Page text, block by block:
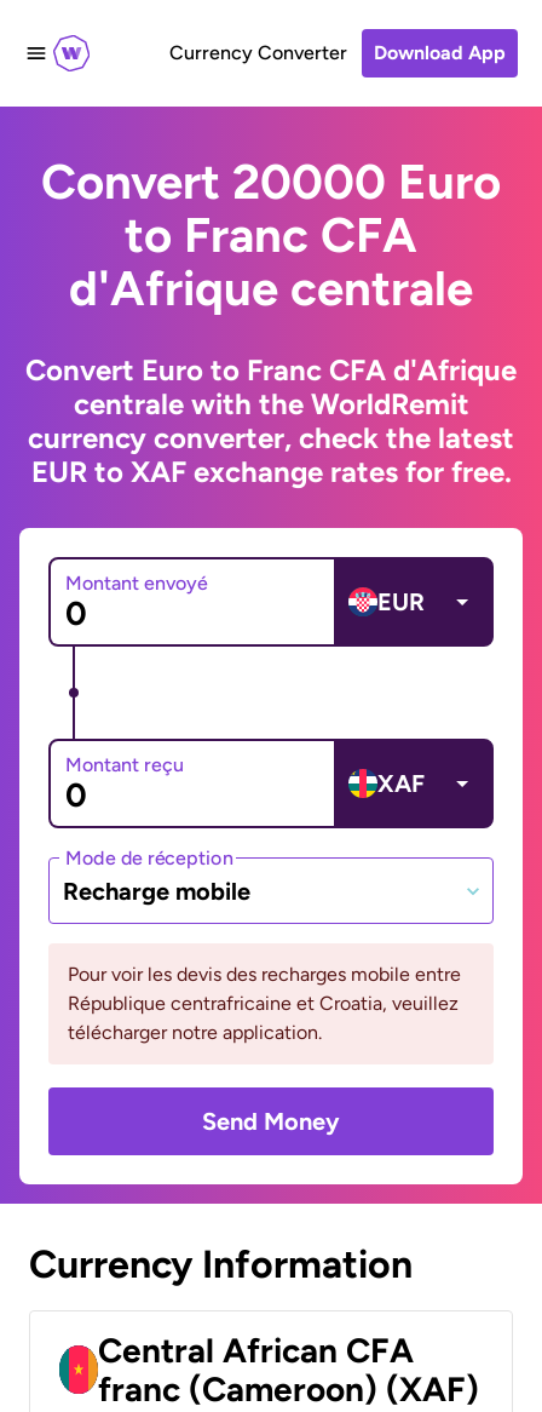
Currency Converter Download App
Convert 20000 Euro
to Franc CFA
d'Afrique centrale
Convert Euro to Franc CFA d'Afrique
centrale with the WorldRemit
currency converter, check the latest
EUR to XAF exchange rates for free.
Montant envoyé
EUR
Montant reçu
XAF
Mode de réception
Recharge mobile
Pour voir les devis des recharges mobile entre
République centrafricaine et Croatia, veuillez
télécharger notre application.
Send Money
Currency Information
Central African CFA
franc (Cameroon) (XAF)